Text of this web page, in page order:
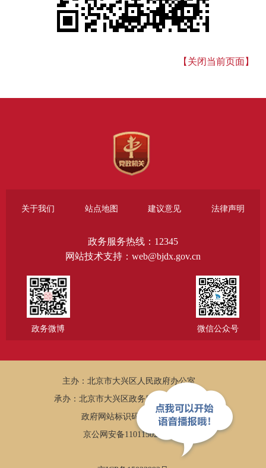
【关闭当前页面】
关于我们 站点地图 建议意见 法律声明
政务服务热线：12345
网站技术支持：web@bjdx.gov.cn
政务微博 微信公众号
主办：北京市大兴区人民政府办公室
承办：北京市大兴区政务服务和数据管理局
政府网站标识码：1101150005
京公网安备11011502002502